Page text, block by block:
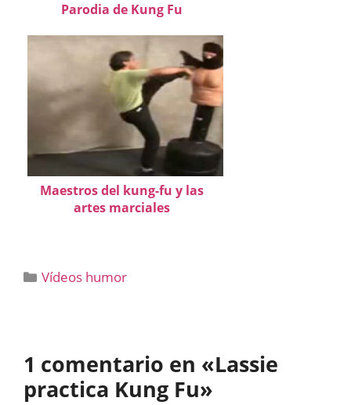
Parodia de Kung Fu
Maestros del kung-fu y las
artes marciales
Categorías
Vídeos humor
1 comentario en «Lassie
practica Kung Fu»